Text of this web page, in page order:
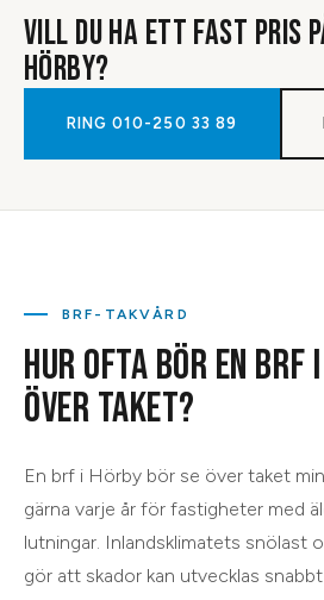
VILL DU HA ETT FAST PRIS
HÖRBY?
RING010-250 33 89
BRF-TAKVÅRD
HUR OFTA BÖR EN BRF
ÖVER TAKET?
En brf i Hörby bör se över taket
gärna varje år för fastigheter med
lutningar. Inlandsklimatets snölast
gör att skador kan utvecklas